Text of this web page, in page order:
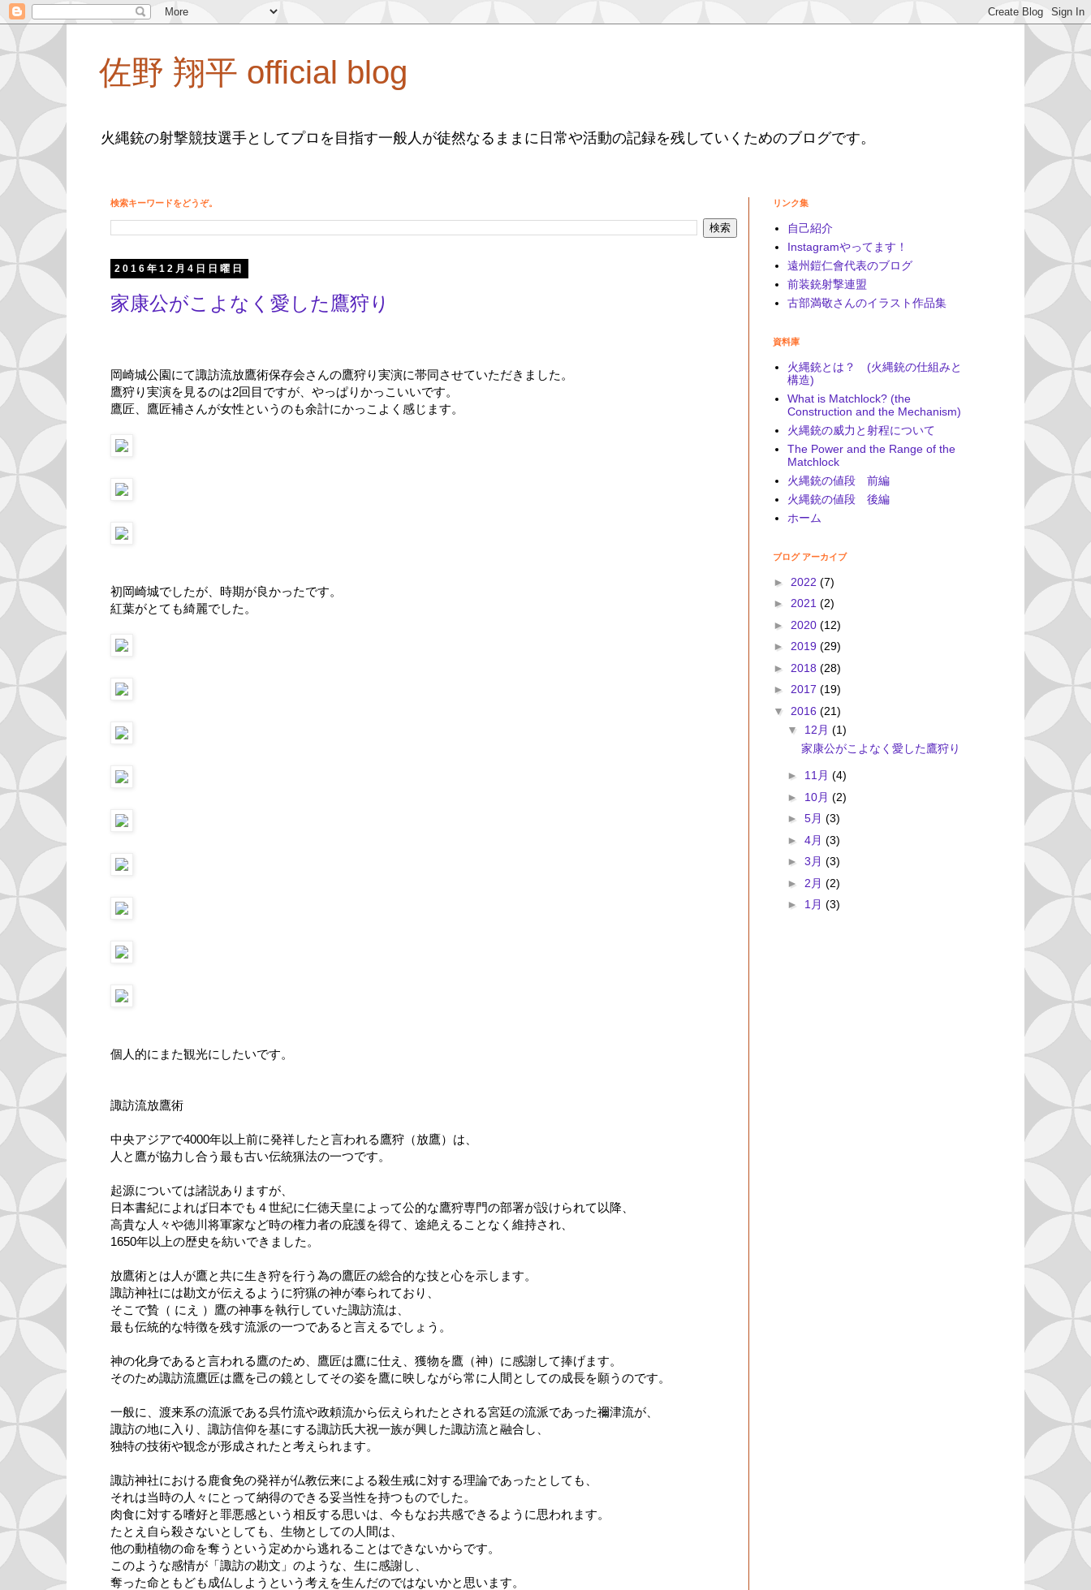
佐野 翔平 official blog
火縄銃の射撃競技選手としてプロを目指す一般人が徒然なるままに日常や活動の記録を残していくためのブログです。
検索キーワードをどうぞ。
2016年12月4日日曜日
家康公がこよなく愛した鷹狩り
岡崎城公園にて諏訪流放鷹術保存会さんの鷹狩り実演に帯同させていただきました。
鷹狩り実演を見るのは2回目ですが、やっぱりかっこいいです。
鷹匠、鷹匠補さんが女性というのも余計にかっこよく感じます。
初岡崎城でしたが、時期が良かったです。
紅葉がとても綺麗でした。
個人的にまた観光にしたいです。
諏訪流放鷹術
中央アジアで4000年以上前に発祥したと言われる鷹狩（放鷹）は、
人と鷹が協力し合う最も古い伝統猟法の一つです。
起源については諸説ありますが、
日本書紀によれば日本でも４世紀に仁徳天皇によって公的な鷹狩専門の部署が設けられて以降、
高貴な人々や徳川将軍家など時の権力者の庇護を得て、途絶えることなく維持され、
1650年以上の歴史を紡いできました。
放鷹術とは人が鷹と共に生き狩を行う為の鷹匠の総合的な技と心を示します。
諏訪神社には勘文が伝えるように狩猟の神が奉られており、
そこで贄（ にえ ）鷹の神事を執行していた諏訪流は、
最も伝統的な特徴を残す流派の一つであると言えるでしょう。
神の化身であると言われる鷹のため、鷹匠は鷹に仕え、獲物を鷹（神）に感謝して捧げます。
そのため諏訪流鷹匠は鷹を己の鏡としてその姿を鷹に映しながら常に人間としての成長を願うのです。
一般に、渡来系の流派である呉竹流や政頼流から伝えられたとされる宮廷の流派であった禰津流が、
諏訪の地に入り、諏訪信仰を基にする諏訪氏大祝一族が興した諏訪流と融合し、
独特の技術や観念が形成されたと考えられます。
諏訪神社における鹿食免の発祥が仏教伝来による殺生戒に対する理論であったとしても、
それは当時の人々にとって納得のできる妥当性を持つものでした。
肉食に対する嗜好と罪悪感という相反する思いは、今もなお共感できるように思われます。
たとえ自ら殺さないとしても、生物としての人間は、
他の動植物の命を奪うという定めから逃れることはできないからです。
このような感情が「諏訪の勘文」のような、生に感謝し、
奪った命ともども成仏しようという考えを生んだのではないかと思います。
リンク集
自己紹介
Instagramやってます！
遠州鎧仁會代表のブログ
前装銃射撃連盟
古部満敬さんのイラスト作品集
資料庫
火縄銃とは？ (火縄銃の仕組みと
構造)
What is Matchlock? (the
Construction and the Mechanism)
火縄銃の威力と射程について
The Power and the Range of the
Matchlock
火縄銃の値段 前編
火縄銃の値段 後編
ホーム
ブログ アーカイブ
► 2022 (7)
► 2021 (2)
► 2020 (12)
► 2019 (29)
► 2018 (28)
► 2017 (19)
▼ 2016 (21)
▼ 12月 (1)
家康公がこよなく愛した鷹狩り
► 11月 (4)
► 10月 (2)
► 5月 (3)
► 4月 (3)
► 3月 (3)
► 2月 (2)
► 1月 (3)